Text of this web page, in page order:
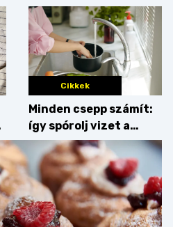
camembert
Cikkek
Minden csepp számít:
így spórolj vizet a
konyhában